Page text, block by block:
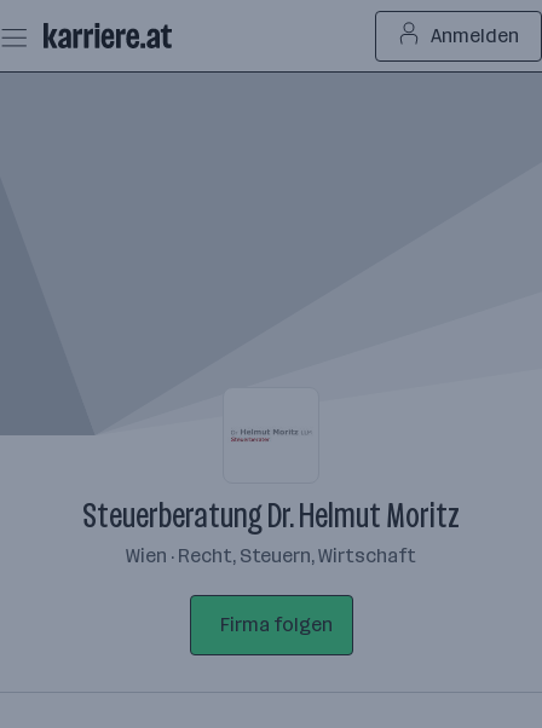
Seiteninhalt
springen
Anmelden
Steuerberatung Dr. Helmut Moritz
Wien · Recht, Steuern, Wirtschaft
Firma folgen